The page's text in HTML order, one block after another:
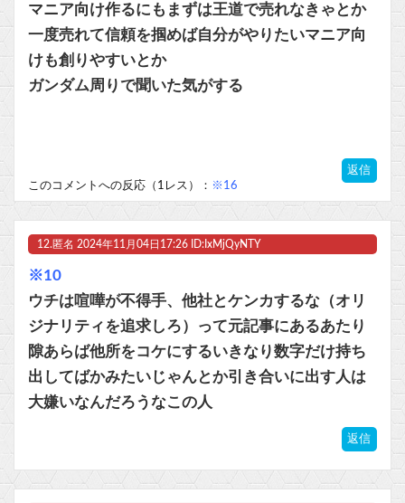
マニア向け作るにもまずは王道で売れなきゃとか
一度売れて信頼を掴めば自分がやりたいマニア向
けも創りやすいとか
ガンダム周りで聞いた気がする
返信
このコメントへの反応（1レス）： ※16
12. 匿名 2024年11月04日17:26 ID:IxMjQyNTY
※10
ウチは喧嘩が不得手、他社とケンカするな（オリ
ジナリティを追求しろ）って元記事にあるあたり
隙あらば他所をコケにするいきなり数字だけ持ち
出してばかみたいじゃんとか引き合いに出す人は
大嫌いなんだろうなこの人
返信